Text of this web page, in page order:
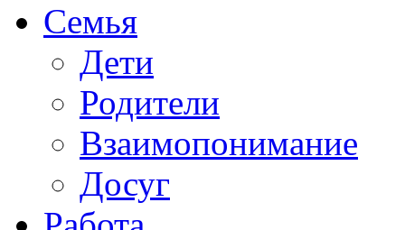
Семья
Дети
Родители
Взаимопонимание
Досуг